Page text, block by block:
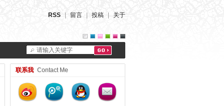
RSS 留言 投稿 关于
请输入关键字
联系我 Contact Me